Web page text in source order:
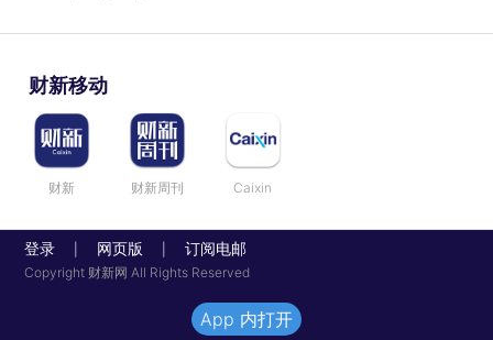
财新移动
财新 财新周刊 Caixin
登录 网页版 订阅电邮
Copyright 财新网 All Rights Reserved
App 内打开